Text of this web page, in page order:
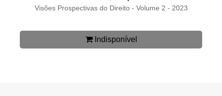
Visões Prospectivas do Direito - Volume 2 - 2023
Indisponível